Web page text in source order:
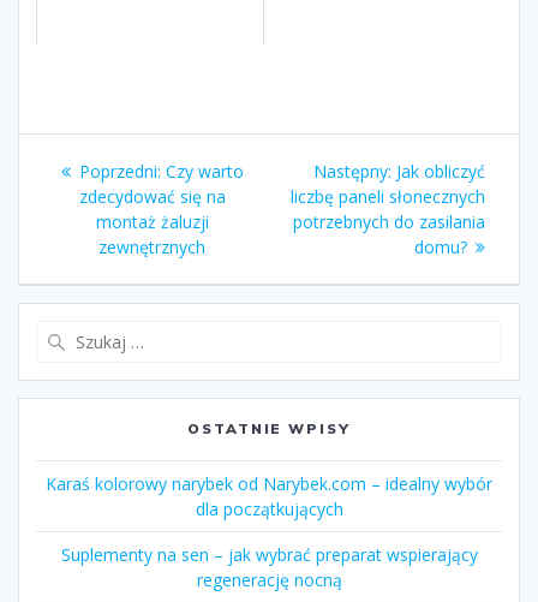
Nawigacja
wpisu
Poprzedni: Poprzedni
wpis:
Czy warto
zdecydować się na
montaż żaluzji
zewnętrznych
Następny: Następny
wpis:
Jak obliczyć
liczbę paneli słonecznych
potrzebnych do zasilania
domu?
OSTATNIE WPISY
Karaś kolorowy narybek od Narybek.com – idealny wybór
dla początkujących
Suplementy na sen – jak wybrać preparat wspierający
regenerację nocną